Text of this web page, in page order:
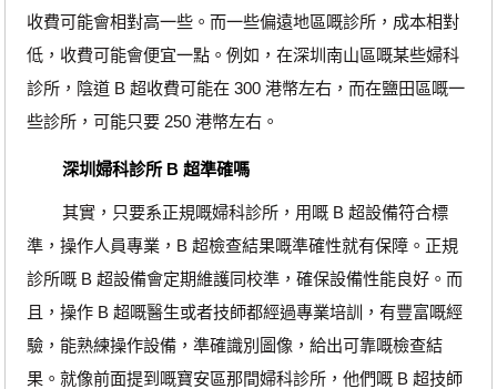
收費可能會相對高一些。而一些偏遠地區嘅診所，成本相對
低，收費可能會便宜一點。例如，在深圳南山區嘅某些婦科
診所，陰道 B 超收費可能在 300 港幣左右，而在鹽田區嘅一
些診所，可能只要 250 港幣左右。
深圳婦科診所 B 超準確嗎
其實，只要系正規嘅婦科診所，用嘅 B 超設備符合標
準，操作人員專業，B 超檢查結果嘅準確性就有保障。正規
診所嘅 B 超設備會定期維護同校準，確保設備性能良好。而
且，操作 B 超嘅醫生或者技師都經過專業培訓，有豐富嘅經
驗，能熟練操作設備，準確識別圖像，給出可靠嘅檢查結
果。就像前面提到嘅寶安區那間婦科診所，他們嘅 B 超技師